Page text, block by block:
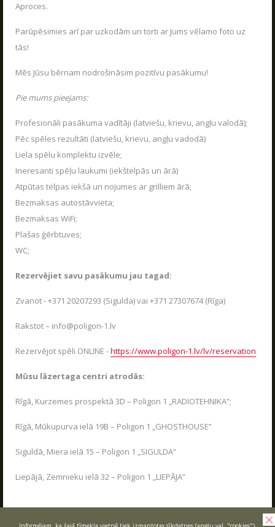
Aproces.
Parūpēsimies arī par uzkodām un torti ar Jums vēlamo foto uz
tās!
Mēs Jūsu bērnam nodrošināsim pozitīvu pasākumu!
Pie mums pieejams:
Profesionāli pasākuma vadītāji (latviešu, krievu, angļu valodā);
Pēc spēles rezultāti (latviešu, krievu, angļu vadodā)
Liela spēlu komplektu izvēle;
Ineresanti spēļu laukumi (iekštelpās un ārā)
Atpūtas telpas iekšā un nojumes ar grilliem ārā;
Bezmaksas autostāvvieta;
Bezmaksas WiFi;
Plašas ģērbtuves;
WC;
Rezervējiet savu pasākumu jau tagad:
Zvanot - +371 20207293 (Sigulda) vai +371 27307674 (Rīga)
Rakstot – info@poligon-1.lv
Rezervējot spēli ONLINE -https://www.poligon-1.lv/lv/reservation
Mūsu lāzertaga centri atrodās:
Rīgā, Kurzemes prospektā 3D – Poligon 1 „RADIOTEHNIKA”;
Rīgā, Mūkupurva ielā 19B – Poligon 1 „GHOSTHOUSE”
Siguldā, Miera ielā 15 – Poligon 1 „SIGULDA”
Liepājā, Zemnieku ielā 32 – Poligon 1 „LIEPĀJA”
Vecpuišu un vecmeitu ballītes
Atvērtās spēles
Cenas
Tuvākie pasākumi
LV
Poligon 1 Siguldā ir plašs pakalpojumu klāsts.
LASĪT
SKOLĒNU EKSKURSIJAS
08.04.2026
LASĪT
04.12.2025
sezonu.
Raksti mums savus jautājumus, atsauksmes un priekšlikumus
AIZVĒRT